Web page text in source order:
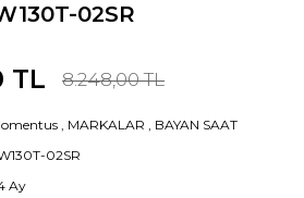
02SR
TL 8.248,00 TL
, MARKALAR , BAYAN SAAT
02SR
Ay